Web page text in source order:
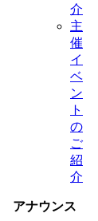
介
主
催
イ
ベ
ン
ト
の
ご
紹
介
アナウンス